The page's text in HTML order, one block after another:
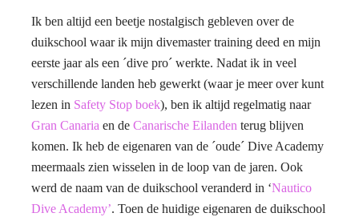
Ik ben altijd een beetje nostalgisch gebleven over de
duikschool waar ik mijn divemaster training deed en mijn
eerste jaar als een ´dive pro´ werkte. Nadat ik in veel
verschillende landen heb gewerkt (waar je meer over kunt
lezen in Safety Stop boek), ben ik altijd regelmatig naar
Gran Canaria en de Canarische Eilanden terug blijven
komen. Ik heb de eigenaren van de ´oude´ Dive Academy
meermaals zien wisselen in de loop van de jaren. Ook
werd de naam van de duikschool veranderd in ‘Nautico
Dive Academy’. Toen de huidige eigenaren de duikschool